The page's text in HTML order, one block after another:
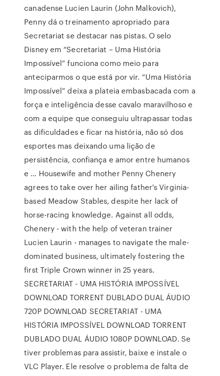
canadense Lucien Laurin (John Malkovich),
Penny dá o treinamento apropriado para
Secretariat se destacar nas pistas. O selo
Disney em “Secretariat – Uma História
Impossível” funciona como meio para
anteciparmos o que está por vir. “Uma História
Impossível” deixa a plateia embasbacada com a
força e inteligência desse cavalo maravilhoso e
com a equipe que conseguiu ultrapassar todas
as dificuldades e ficar na história, não só dos
esportes mas deixando uma lição de
persistência, confiança e amor entre humanos
e … Housewife and mother Penny Chenery
agrees to take over her ailing father's Virginia-
based Meadow Stables, despite her lack of
horse-racing knowledge. Against all odds,
Chenery - with the help of veteran trainer
Lucien Laurin - manages to navigate the male-
dominated business, ultimately fostering the
first Triple Crown winner in 25 years.
SECRETARIAT - UMA HISTÓRIA IMPOSSÍVEL
DOWNLOAD TORRENT DUBLADO DUAL ÁUDIO
720P DOWNLOAD SECRETARIAT - UMA
HISTÓRIA IMPOSSÍVEL DOWNLOAD TORRENT
DUBLADO DUAL ÁUDIO 1080P DOWNLOAD. Se
tiver problemas para assistir, baixe e instale o
VLC Player. Ele resolve o problema de falta de